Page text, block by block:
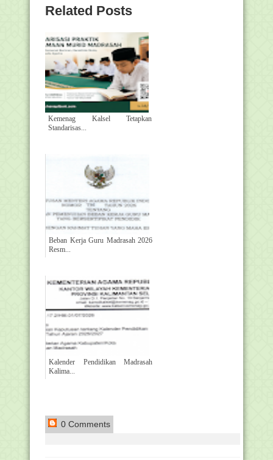
Related Posts
Kemenag Kalsel Tetapkan
Standarisas...
Beban Kerja Guru Madrasah 2026
Resm...
Kalender Pendidikan Madrasah
Kalima...
0 Comments